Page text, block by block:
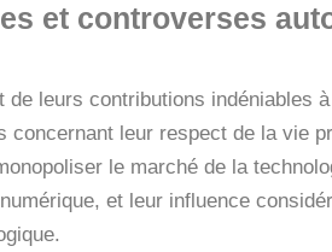
et controverses
de leurs contributions indéniables
concernant leur respect de la vie
le marché de la
et leur influence